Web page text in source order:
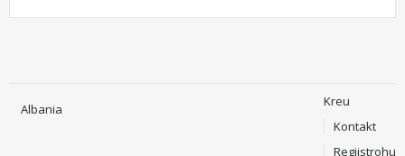
Albania
Kreu
Kontakt
Regjistrohu